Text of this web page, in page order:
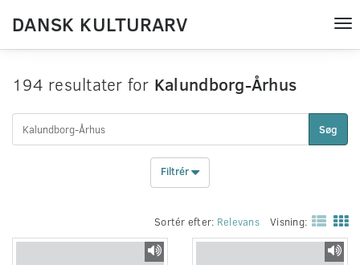
DANSK KULTURARV
194 resultater for Kalundborg-Århus
Søg
Filtrér
Sortér efter: Relevans Visning: